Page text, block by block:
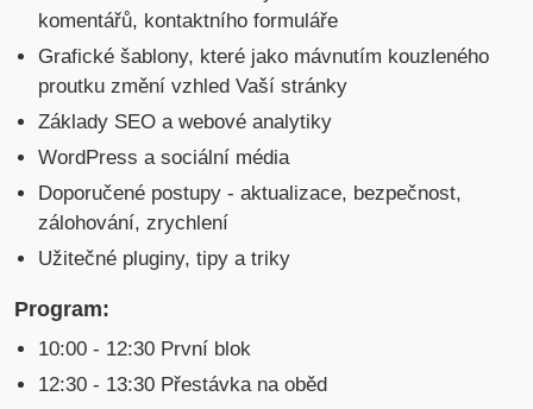
komentářů, kontaktního formuláře
Grafické šablony, které jako mávnutím kouzleného
proutku změní vzhled Vaší stránky
Základy SEO a webové analytiky
WordPress a sociální média
Doporučené postupy - aktualizace, bezpečnost,
zálohování, zrychlení
Užitečné pluginy, tipy a triky
Program:
10:00 - 12:30 První blok
12:30 - 13:30 Přestávka na oběd